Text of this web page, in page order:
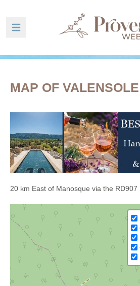
Ouvrir la barre de navigation
MAP OF VALENSOLE
20 km East of Manosque via the RD907